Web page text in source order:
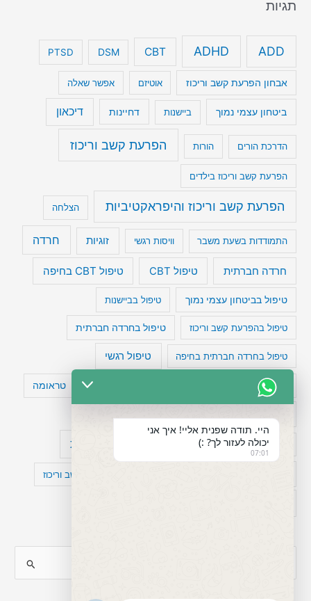
תגיות
ADD
ADHD
CBT
DSM
PTSD
אבחון הפרעת קשב וריכוז אוטיזם אפשר שאלה
ביטחון עצמי נמוך ביישנות דחיינות דיכאון
הדרכת הורים הורות הפרעת קשב וריכוז
הפרעת קשב וריכוז בילדים
הפרעת קשב וריכוז והיפראקטיביות הצלחה
התמודדות בשעת משבר וויסות רגשי זוגיות חרדה
חרדה חברתית טיפול CBT טיפול CBT בחיפה
טיפול בביטחון עצמי נמוך טיפול בביישנות
טיפול בהפרעת קשב וריכוז טיפול בחרדה חברתית
טיפול בחרדה חברתית בחיפה טיפול רגשי
טיפול תרופתי להפרעת קשב טעויות חשיבה טראומה
מפורסמים עם הפרעת קשב עיצות
קומורבידיות להפרעת קשב וריכוז
היי. תודה שפנית אליי! איך אני
יכולה לעזור לך? :)
07:01